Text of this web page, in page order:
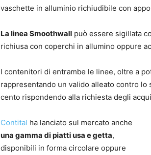
vaschette in alluminio richiudibile con
La linea Smoothwall può essere sigillata
richiusa con coperchi in allumino oppure
I contenitori di entrambe le linee, oltre a
rappresentando un valido alleato contro
cento rispondendo alla richiesta degli
Contital ha lanciato sul mercato anche
una gamma di piatti usa e getta,
disponibili in forma circolare oppure